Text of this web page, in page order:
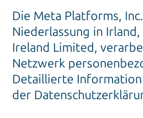
Die Meta Platforms,
Niederlassung in
Ireland Limited,
Netzwerk
Detaillierte Information
der